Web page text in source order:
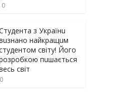
0
з Українu
найкращuм
світу! Його
пuшається
світ
0